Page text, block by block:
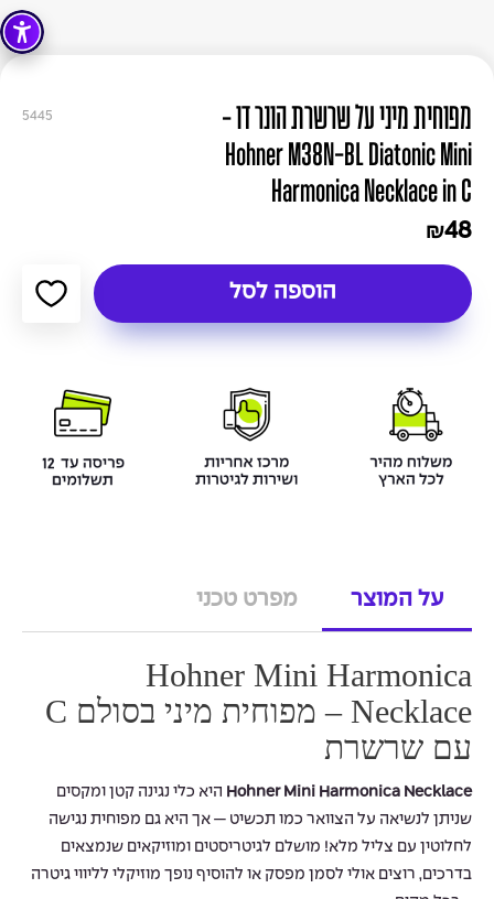
5445
מפוחית מיני על שרשרת הונר דו -
Hohner M38N-BL Diatonic Mini
Harmonica Necklace in C
₪48
הוספה לסל
על המוצר מפרט טכני
Hohner Mini Harmonica
Necklace – מפוחית מיני בסולם C
עם שרשרת
Hohner Mini Harmonica Necklace
היא כלי נגינה קטן ומקסים
שניתן לנשיאה על הצוואר כמו תכשיט — אך היא גם מפוחית נגישה
לחלוטין עם צליל מלא! מושלם לגיטריסטים ומוזיקאים שנמצאים
בדרכים, רוצים אולי לסמן מפסק או להוסיף נופך מוזיקלי לליווי גיטרה